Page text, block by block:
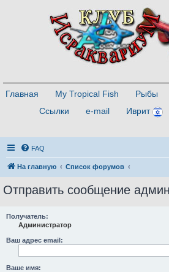
Главная My Tropical Fish Рыбы
Ссылки
e-mail Иврит
FAQ
На главную Список форумов
Отправить сообщение
Получатель:
Администратор
Ваш адрес email:
Ваше имя: